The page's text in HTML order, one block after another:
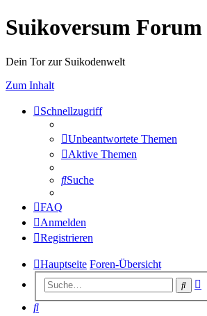
Suikoversum Forum
Dein Tor zur Suikodenwelt
Zum Inhalt
Schnellzugriff
Unbeantwortete Themen
Aktive Themen
Suche
FAQ
Anmelden
Registrieren
Hauptseite Foren-Übersicht
Suche
Suche